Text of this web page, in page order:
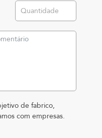
de fabrico,
com empresas.